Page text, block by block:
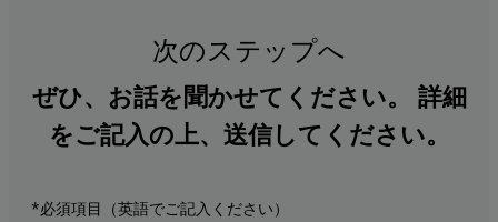
次のステップへ
ぜひ、お話を聞かせてください。 詳細
をご記入の上、送信してください。
*必須項目（英語でご記入ください）